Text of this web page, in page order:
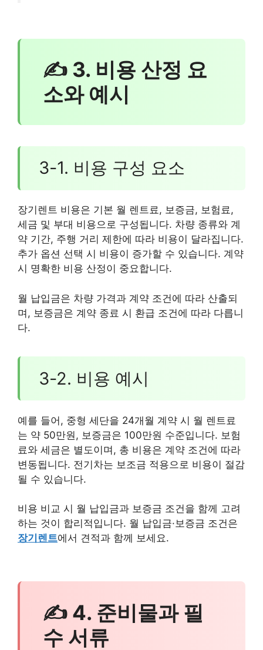
✍ 3. 비용 산정 요
소와 예시
3-1. 비용 구성 요소
장기렌트 비용은 기본 월 렌트료, 보증금, 보험료,
세금 및 부대 비용으로 구성됩니다. 차량 종류와 계
약 기간, 주행 거리 제한에 따라 비용이 달라집니다.
추가 옵션 선택 시 비용이 증가할 수 있습니다. 계약
시 명확한 비용 산정이 중요합니다.
월 납입금은 차량 가격과 계약 조건에 따라 산출되
며, 보증금은 계약 종료 시 환급 조건에 따라 다릅니
다.
3-2. 비용 예시
예를 들어, 중형 세단을 24개월 계약 시 월 렌트료
는 약 50만원, 보증금은 100만원 수준입니다. 보험
료와 세금은 별도이며, 총 비용은 계약 조건에 따라
변동됩니다. 전기차는 보조금 적용으로 비용이 절감
될 수 있습니다.
비용 비교 시 월 납입금과 보증금 조건을 함께 고려
하는 것이 합리적입니다. 월 납입금·보증금 조건은
장기렌트에서 견적과 함께 보세요.
✍ 4. 준비물과 필
수 서류